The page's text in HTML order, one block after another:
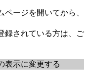
ページを開いてから、
録されている方は、ご
表示に変更する